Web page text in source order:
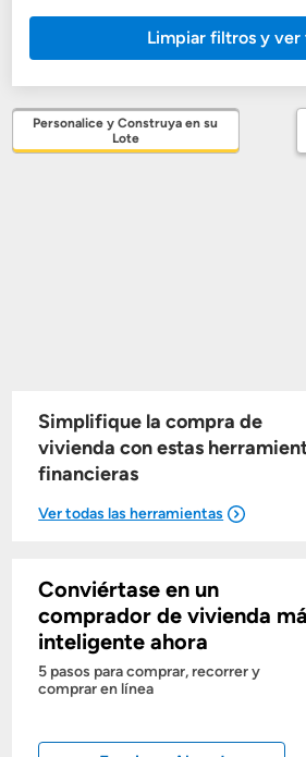
Limpiar filtros y ver
Personalice y Construya en su
Lote
Simplifique la compra de
vivienda con estas
financieras
Mostrarme lo que puedo pagar
Costos casa nueva vs. usada
Conviértase en un
comprador de vivienda
inteligente ahora
5 pasos para comprar, recorrer y
comprar en línea